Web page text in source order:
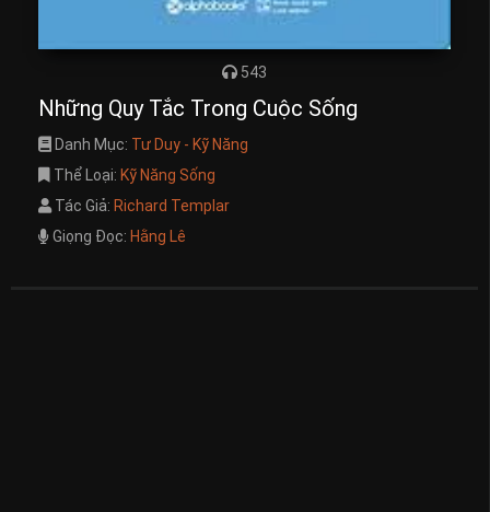
543
Những Quy Tắc Trong Cuộc Sống
Danh Mục: Tư Duy - Kỹ Năng
Thể Loại: Kỹ Năng Sống
Tác Giả: Richard Templar
Giọng Đọc: Hằng Lê